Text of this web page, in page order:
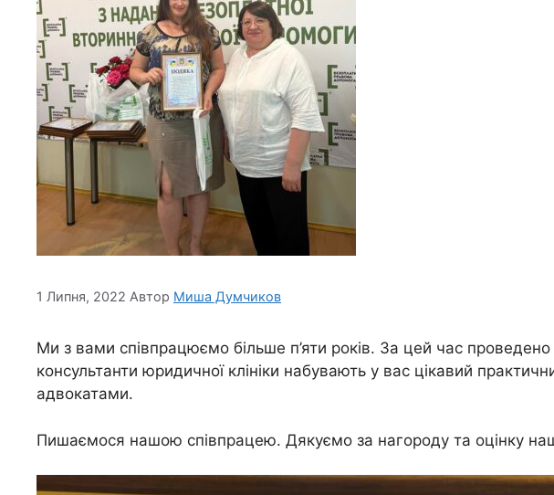
1 Липня, 2022 Автор Миша Думчиков
Ми з вами співпрацюємо більше п’яти років. За цей час проведено
консультанти юридичної клініки набувають у вас цікавий
адвокатами.
Пишаємося нашою співпрацею. Дякуємо за нагороду та оцінку